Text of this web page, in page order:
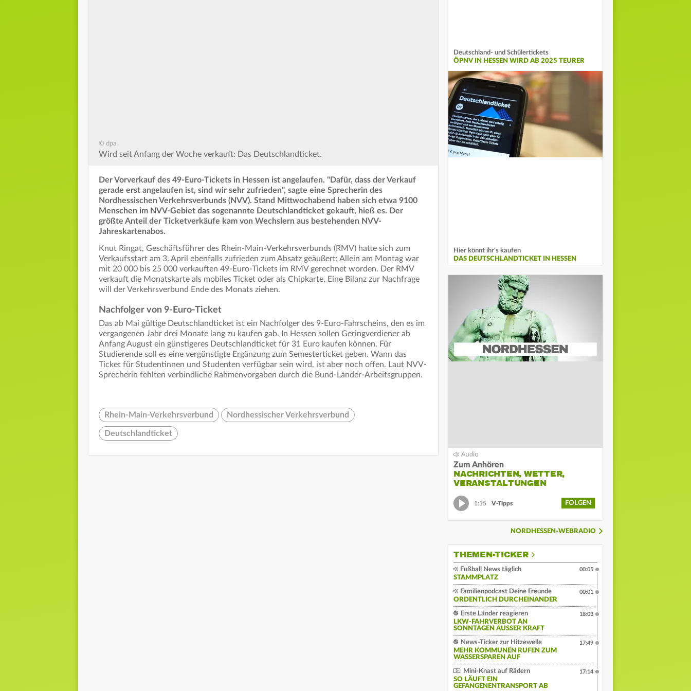
© dpa
Wird seit Anfang der Woche verkauft: Das Deutschlandticket.
Der Vorverkauf des 49-Euro-Tickets in Hessen ist angelaufen. "Dafür, dass der Verkauf
gerade erst angelaufen ist, sind wir sehr zufrieden", sagte eine Sprecherin des
Nordhessischen Verkehrsverbunds (NVV). Stand Mittwochabend haben sich etwa 9100
Menschen im NVV-Gebiet das sogenannte Deutschlandticket gekauft, hieß es. Der
größte Anteil der Ticketverkäufe kam von Wechslern aus bestehenden NVV-
Jahreskartenabos.
Knut Ringat, Geschäftsführer des Rhein-Main-Verkehrsverbunds (RMV) hatte sich zum
Verkaufsstart am 3. April ebenfalls zufrieden zum Absatz geäußert: Allein am Montag war
mit 20 000 bis 25 000 verkauften 49-Euro-Tickets im RMV gerechnet worden. Der RMV
verkauft die Monatskarte als mobiles Ticket oder als Chipkarte. Eine Bilanz zur Nachfrage
will der Verkehrsverbund Ende des Monats ziehen.
Nachfolger von 9-Euro-Ticket
Das ab Mai gültige Deutschlandticket ist ein Nachfolger des 9-Euro-Fahrscheins, den es im
vergangenen Jahr drei Monate lang zu kaufen gab. In Hessen sollen Geringverdiener ab
Anfang August ein günstigeres Deutschlandticket für 31 Euro kaufen können. Für
Studierende soll es eine vergünstigte Ergänzung zum Semesterticket geben. Wann das
Ticket für Studentinnen und Studenten verfügbar sein wird, ist aber noch offen. Laut NVV-
Sprecherin fehlten verbindliche Rahmenvorgaben durch die Bund-Länder-Arbeitsgruppen.
Rhein-Main-Verkehrsverbund Nordhessischer Verkehrsverbund
Deutschlandticket
Deutschland- und Schülertickets
ÖPNV IN HESSEN WIRD AB 2025 TEURER
Hier könnt ihr's kaufen
DAS DEUTSCHLANDTICKET IN HESSEN
Zum Anhören
NACHRICHTEN, WETTER,
VERANSTALTUNGEN
1:15 V-Tipps FOLGEN
NORDHESSEN-WEBRADIO
THEMEN-TICKER
Fußball News täglich
STAMMPLATZ
00:05
Familienpodcast Deine Freunde
ORDENTLICH DURCHEINANDER
00:01
Erste Länder reagieren
LKW-FAHRVERBOT AN
SONNTAGEN AUSSER KRAFT
18:03
News-Ticker zur Hitzewelle
MEHR KOMMUNEN RUFEN ZUM
WASSERSPAREN AUF
17:49
Mini-Knast auf Rädern
SO LÄUFT EIN
GEFANGENENTRANSPORT AB
17:14